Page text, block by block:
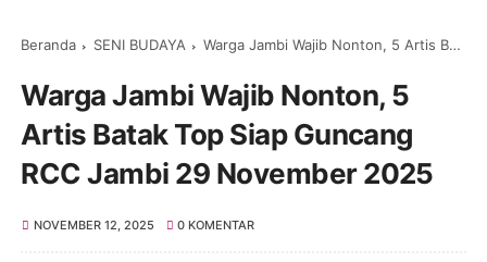
Beranda SENI BUDAYA Warga Jambi Wajib Nonton, 5 Artis Batak Top Siap Guncang RCC Jambi 29 November 2025
Warga Jambi Wajib Nonton, 5
Artis Batak Top Siap Guncang
RCC Jambi 29 November 2025
NOVEMBER 12, 2025 0 KOMENTAR